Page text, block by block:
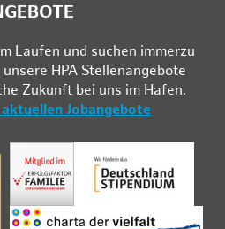
Lau­fen und su­chen im­mer­zu
HPA Stel­len­an­ge­bo­te
Zu­kunft bei uns im Ha­fen.
Jobangebote